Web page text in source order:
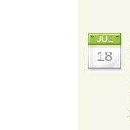
JUL
18